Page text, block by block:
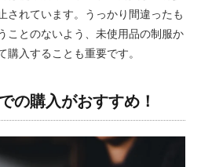
されています。うっかり間違ったも
ことのないよう、未使用品の制服か
購入することも重要です。
の購入がおすすめ！